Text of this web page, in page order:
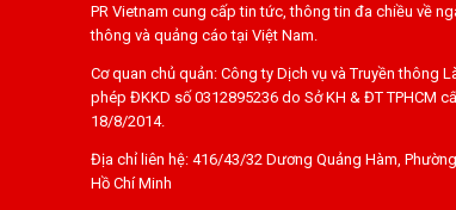
PR Vietnam cung cấp tin tức, thông tin đa chiều về
thông và quảng cáo tại Việt Nam.
Cơ quan chủ quản: Công ty Dịch vụ và Truyền thông
phép ĐKKD số 0312895236 do Sở KH & ĐT TPHCM
18/8/2014.
Địa chỉ liên hệ: 416/43/32 Dương Quảng Hàm, Phường
Hồ Chí Minh